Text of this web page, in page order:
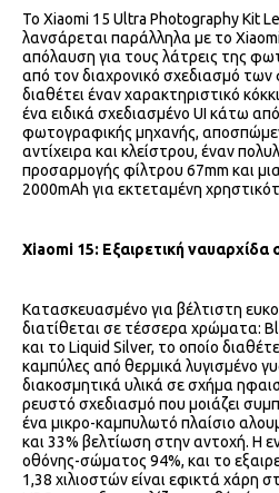
Το Xiaomi 15 Ultra Photography Kit
λανσάρεται παράλληλα με το Xiaomi
απόλαυση για τους λάτρεις της
από τον διαχρονικό σχεδιασμό
διαθέτει έναν χαρακτηριστικό
ένα ειδικά σχεδιασμένο UI κάτω
φωτογραφικής μηχανής,
αντίχειρα και κλείστρου, έναν
προσαρμογής φίλτρου 67mm και
2000mAh για εκτεταμένη
Xiaomi 15: Εξαιρετική
Κατασκευασμένο για βέλτιστη
διατίθεται σε τέσσερα χρώματα:
και το Liquid Silver, το οποίο
καμπύλες από θερμικά λυγισμένο
διακοσμητικά υλικά σε σχήμα
ρευστό σχεδιασμό που μοιάζει
ένα μικρο-καμπυλωτό πλαίσιο
και 33% βελτίωση στην αντοχή. Η
οθόνης-σώματος 94%, και το
1,38 χιλιοστών είναι εφικτά χάρη